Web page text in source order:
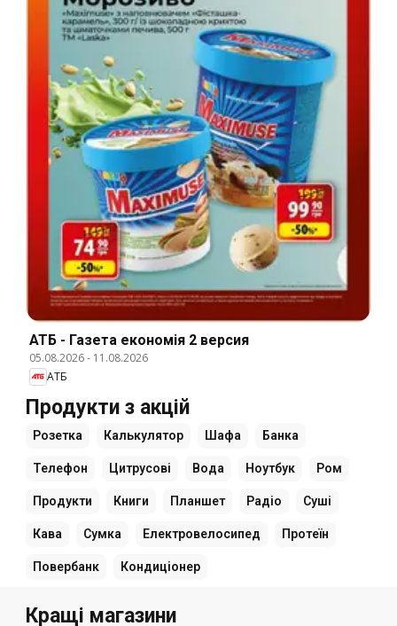
АТБ - Газета економія 2 версия
05.08.2026- 11.08.2026
АТБ
Продукти з акцій
Розетка Калькулятор Шафа Банка
Телефон Цитрусові Вода Ноутбук Ром
Продукти Книги Планшет Радіо Суші
Кава Сумка Електровелосипед Протеїн
Повербанк Кондиціонер
Кращі магазини